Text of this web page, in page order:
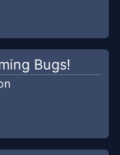
Bugs!